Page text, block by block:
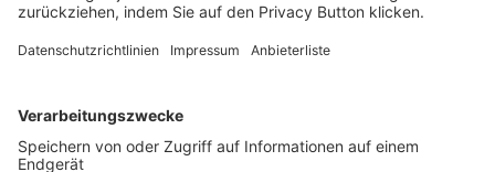
FOLGE DEM BFV
TOP-VEREINE